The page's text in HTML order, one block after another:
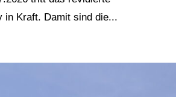
in Kraft. Damit sind die...